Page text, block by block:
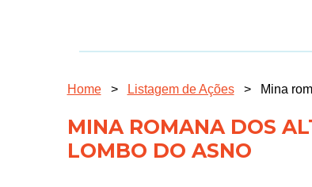
Home > Listagem de Ações > Mina
MINA ROMANA DOS
LOMBO DO ASNO